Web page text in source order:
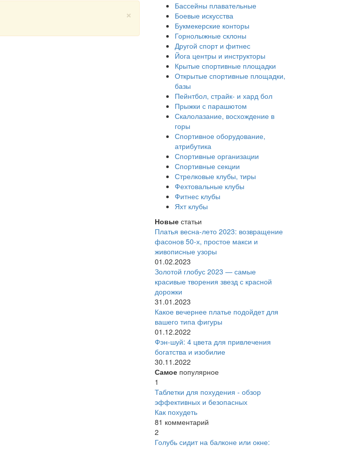
×
Бассейны плавательные
Боевые искусства
Букмекерские конторы
Горнолыжные склоны
Другой спорт и фитнес
Йога центры и инструкторы
Крытые спортивные площадки
Открытые спортивные площадки,
базы
Пейнтбол, страйк- и хард бол
Прыжки с парашютом
Скалолазание, восхождение в
горы
Спортивное оборудование,
атрибутика
Спортивные организации
Спортивные секции
Стрелковые клубы, тиры
Фехтовальные клубы
Фитнес клубы
Яхт клубы
Новыестатьи
Платья весна-лето 2023: возвращение
фасонов 50-х, простое макси и
живописные узоры
01.02.2023
Золотой глобус 2023 — самые
красивые творения звезд с красной
дорожки
31.01.2023
Какое вечернее платье подойдет для
вашего типа фигуры
01.12.2022
Фэн-шуй: 4 цвета для привлечения
богатства и изобилие
30.11.2022
Самоепопулярное
1
Таблетки для похудения - обзор
эффективных и безопасных
Как похудеть
81 комментарий
2
Голубь сидит на балконе или окне: